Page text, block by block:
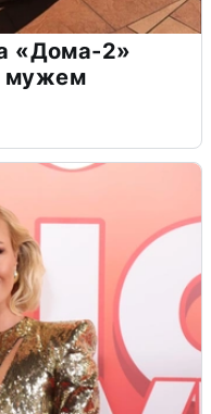
«Дома-2»
мужем